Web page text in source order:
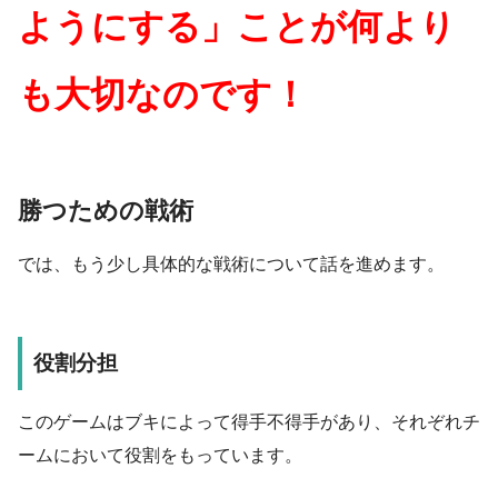
ようにする」ことが何より
も大切なのです！
勝つための戦術
では、もう少し具体的な戦術について話を進めます。
役割分担
このゲームはブキによって得手不得手があり、それぞれチ
ームにおいて役割をもっています。